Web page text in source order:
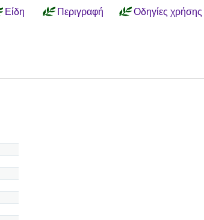
Είδη Περιγραφή Οδηγίες χρήσης